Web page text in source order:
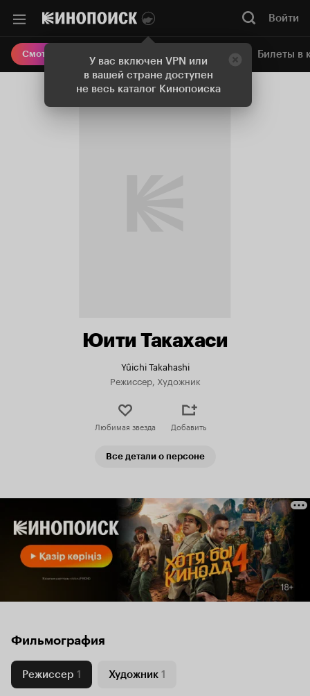
У вас включен VPN или
в вашей стране доступен
не весь каталог Кинопоиска
Войти
Смотреть кино Онлайн-кинотеатр Билеты в
Юити Такахаси
Yûichi Takahashi
Режиссер, Художник
Любимая звезда Добавить
Все детали о персоне
Фильмография
Режиссер 1 Художник 1